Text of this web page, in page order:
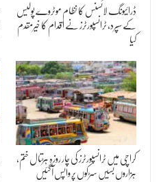
ڈرائیونگ لائسنس کا نظام موٹروے پولیس
کے سپرد، ٹرانسپورٹرز نے اقدام کا خیرمقدم
کیا
کراچی میں ٹرانسپورٹرز کی چار روزہ ہڑتال ختم،
ہزاروں بسیں سڑکوں پر واپس آگئیں